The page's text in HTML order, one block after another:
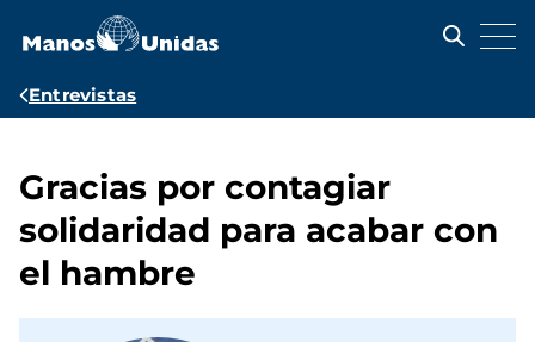
contenido
Ruta
navegación
Entrevistas
Gracias por contagiar
solidaridad para acabar con
el hambre